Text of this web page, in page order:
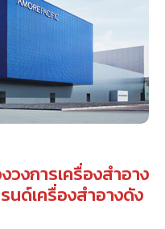
งการเครื่องสำอาง
นด์เครื่องสำอางดัง